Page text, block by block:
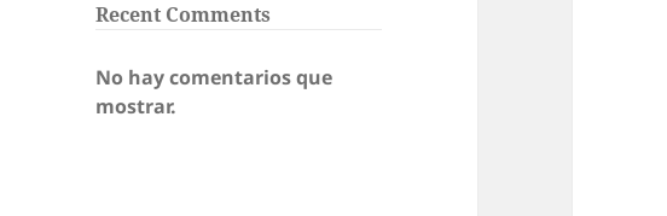
Recent Comments
No hay comentarios que
mostrar.